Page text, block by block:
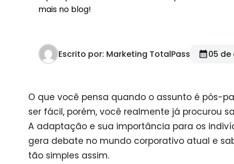
mais no blog!
Escrito por: Marketing TotalPass 05 de
O que você pensa quando o assunto é pós-
ser fácil, porém, você realmente já procurou
A adaptação e sua importância para os
gera debate no mundo corporativo atual e
tão simples assim.